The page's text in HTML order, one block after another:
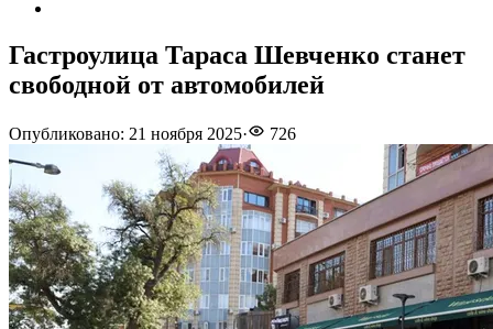
Гастроулица Тараса Шевченко станет
свободной от автомобилей
Опубликовано: 21 ноября 2025· 726